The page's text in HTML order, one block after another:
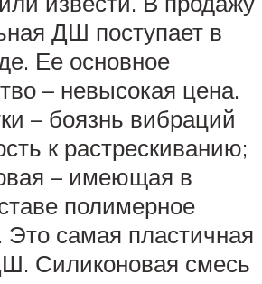
ДШ поступает в
Ее основное
– невысокая цена.
– боязнь вибраций
к растрескиванию;
– имеющая в
полимерное
самая пластичная
Силиконовая смесь